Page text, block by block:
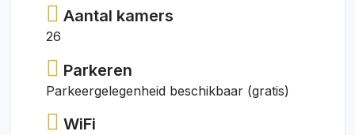
Aantal kamers
26
Parkeren
Parkeergelegenheid beschikbaar (gratis)
WiFi